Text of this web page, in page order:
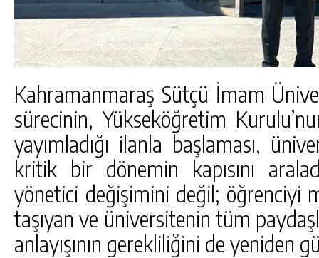
Kahramanmaraş Sütçü İmam
sürecinin, Yükseköğretim
yayımladığı ilanla başlaması,
kritik bir dönemin kapısını
yönetici değişimini değil; öğrenciyi
taşıyan ve üniversitenin tüm
anlayışının gerekliliğini de yeniden
GÜNLÜK HABER AKIŞI